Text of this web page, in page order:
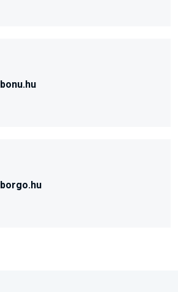
bonu.hu
borgo.hu